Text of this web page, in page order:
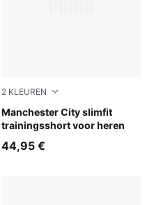
2 KLEUREN
Manchester City slimfit
trainingsshort voor heren
Blue Jewel-Dewdrop
44,95 €